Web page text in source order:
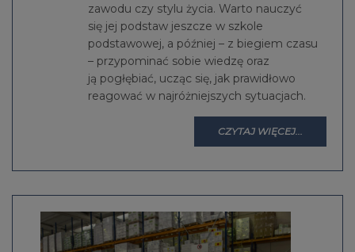
zawodu czy stylu życia. Warto nauczyć
się jej podstaw jeszcze w szkole
podstawowej, a później – z biegiem czasu
– przypominać sobie wiedzę oraz
ją pogłębiać, ucząc się, jak prawidłowo
reagować w najróżniejszych sytuacjach.
CZYTAJ WIĘCEJ...